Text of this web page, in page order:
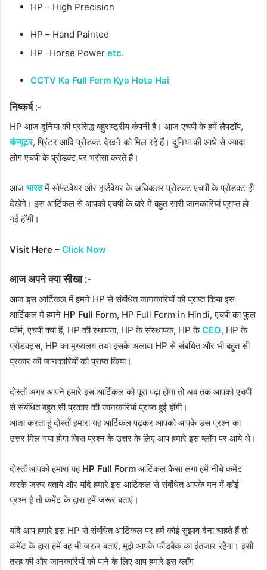
HP – High Precision
HP – Hand Painted
HP -Horse Power etc.
CCTV Ka Full Form Kya Hota Hai
निष्कर्ष :-
HP आज दुनिया की प्रसिद्ध बहुराष्ट्रीय कंपनी है। आज एचपी के हमें लैपटॉप,
कंप्यूटर, प्रिंटर आदि प्रोडक्ट देखने को मिल रहे हैं। दुनिया की आधे से ज्यादा
लोग एचपी के प्रोडक्ट पर भरोसा करते हैं।
आज भारतमें सॉफ्टवेयर और हार्डवेयर के अधिकतर प्रोडक्ट एचपी के प्रोडक्ट ही
देखेंगे। इस आर्टिकल से आपको एचपी के बारे में बहुत सारी जानकारियां प्राप्त हो
गई होंगी।
Visit Here – Click Now
आज अपने क्या सीखा :-
आज इस आर्टिकल में हमने HP से संबंधित जानकारियों को प्राप्त किया इस
आर्टिकल में हमने HP Full Form, HP Full Form in Hindi, एचपी का फुल
फॉर्म, एचपी क्या हैं, HP की स्थापना, HP के संस्थापक, HP केCEO, HP के
प्रोडक्ट्स, HP का मुख्यलय तथा इसके अलावा HP से संबंधित और भी बहुत सी
प्रकार की जानकारियों को प्राप्त किया।
दोस्तों अगर आपने हमारे इस आर्टिकल को पूरा पढ़ा होगा तो अब तक आपको एचपी
से संबंधित बहुत सी प्रकार की जानकारियां प्राप्त हुई होंगी।
आशा करता हूं दोस्तों हमारा यह आर्टिकल पढ़कर आपको आपके उस प्रश्न का
उत्तर मिल गया होगा जिस प्रश्न के उत्तर के लिए आप हमारे इस ब्लॉग पर आये थे।
दोस्तों आपको हमारा यह HP Full Form आर्टिकल कैसा लगा हमें नीचे कमेंट
करके जरुर बताये और यदि हमारे इस आर्टिकल से संबंधित आपके मन में कोई
प्रश्न है तो कमेंट के द्वारा हमें जरूर बताएं।
यदि आप हमारे इस HP से संबंधित आर्टिकल पर हमें कोई सुझाव देना चाहते हैं तो
कमेंट के द्वारा हमें वह भी जरूर बताएं, मुझे आपके फीडबैक का इंतजार रहेगा। इसी
तरह की और जानकारियों को पाने के लिए आप हमारे इस ब्लॉग